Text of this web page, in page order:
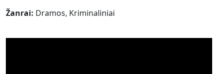
Žanrai: Dramos, Kriminaliniai